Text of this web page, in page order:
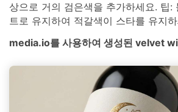
상으로 거의 검은색을 추가하세요. 팁:
트로 유지하여 적갈색이 스타를 유지
media.io를 사용하여 생성된 velvet